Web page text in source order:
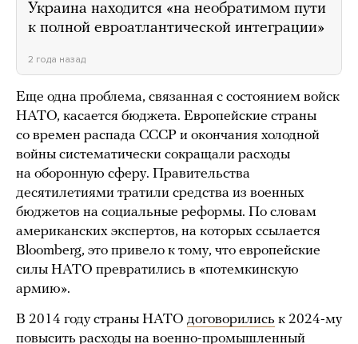
Украина находится «на необратимом пути
к полной евроатлантической интеграции»
2 года назад
Еще одна проблема, связанная с состоянием войск
НАТО, касается бюджета. Европейские страны
со времен распада СССР и окончания холодной
войны систематически сокращали расходы
на оборонную сферу. Правительства
десятилетиями тратили средства из военных
бюджетов на социальные реформы. По словам
американских экспертов, на которых ссылается
Bloomberg, это привело к тому, что европейские
силы НАТО превратились в «потемкинскую
армию».
В 2014 году страны НАТО договорились к 2024-му
повысить расходы на военно-промышленный